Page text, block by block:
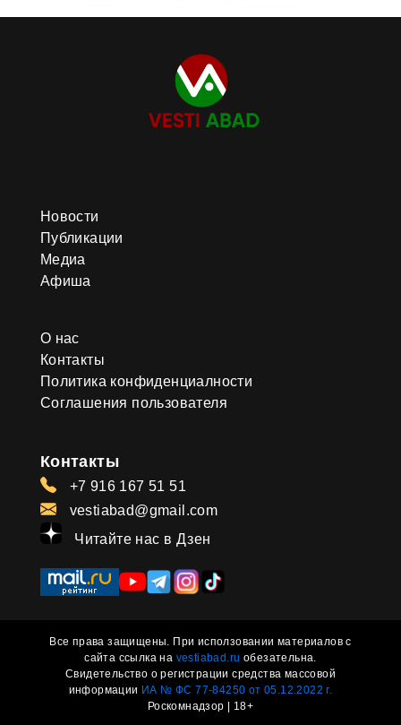
Новости
Публикации
Медиа
Афиша
О нас
Контакты
Политика конфиденциалности
Соглашения пользователя
Контакты
+7 916 167 51 51
vestiabad@gmail.com
Читайте нас в Дзен
Все права защищены. При исползовании материалов с
сайта ссылка на vestiabad.ru обезательна.
Свидетельство о регистрации средства массовой
информации ИА № ФС 77-84250 от 05.12.2022 г.
Роскомнадзор | 18+